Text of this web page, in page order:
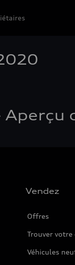
Vendez
Offres
Trouver votre
Véhicules